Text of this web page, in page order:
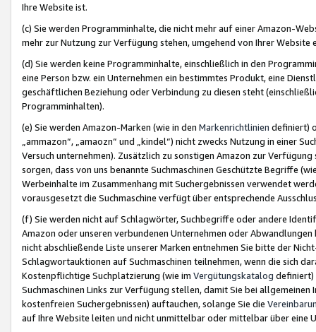
Ihre Website ist.
(c) Sie werden Programminhalte, die nicht mehr auf einer Amazon-
mehr zur Nutzung zur Verfügung stehen, umgehend von Ihrer
(d) Sie werden keine Programminhalte, einschließlich in den
eine Person bzw. ein Unternehmen ein bestimmtes Produkt, eine
geschäftlichen Beziehung oder Verbindung zu diesen steht
Programminhalten).
(e) Sie werden Amazon-Marken (wie in den Markenrichtlinien definiert)
„ammazon“, „amaozn“ und „kindel“) nicht zwecks Nutzung in einer
Versuch unternehmen). Zusätzlich zu sonstigen Amazon zur
sorgen, dass von uns benannte Suchmaschinen Geschützte Begriffe
Werbeinhalte im Zusammenhang mit Suchergebnissen verwendet
vorausgesetzt die Suchmaschine verfügt über entsprechende
(f) Sie werden nicht auf Schlagwörter, Suchbegriffe oder andere
Amazon oder unseren verbundenen Unternehmen oder
nicht abschließende Liste unserer Marken entnehmen Sie bitte der
Schlagwortauktionen auf Suchmaschinen teilnehmen, wenn die sich
Kostenpflichtige Suchplatzierung (wie im Vergütungskatalog definiert)
Suchmaschinen Links zur Verfügung stellen, damit Sie bei
kostenfreien Suchergebnissen) auftauchen, solange Sie die
auf Ihre Website leiten und nicht unmittelbar oder mittelbar über eine